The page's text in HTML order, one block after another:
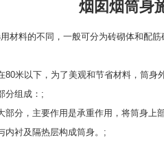
烟囱烟筒身
材料的不同，一般可分为砖砌体和配
80米以下，为了美观和节省材料，筒
分组成：;
部分，主要作用是承重作用，将筒身
内衬及隔热层构成筒身。;